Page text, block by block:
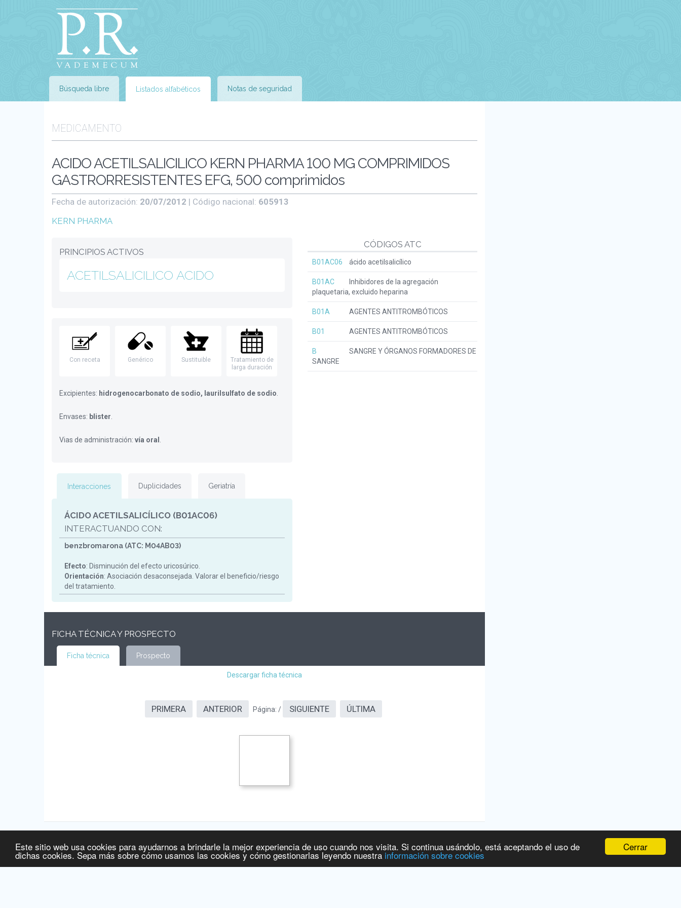
Cerrar
Este sitio web usa cookies para ayudarnos a brindarle la mejor experiencia de uso cuando nos visita. Si continua usándolo, está aceptando el uso de
dichas cookies. Sepa más sobre cómo usamos las cookies y cómo gestionarlas leyendo nuestra información sobre cookies
Búsqueda libre Listados alfabéticos Notas de seguridad
MEDICAMENTO
ACIDO ACETILSALICILICO KERN PHARMA 100 MG COMPRIMIDOS
GASTRORRESISTENTES EFG, 500 comprimidos
Fecha de autorización: 20/07/2012 | Código nacional: 605913
KERN PHARMA
CÓDIGOS ATC
B01AC06 ácido acetilsalicílico
B01AC
Inhibidores de la agregación
plaquetaria, excluido heparina
B01A AGENTES ANTITROMBÓTICOS
B01 AGENTES ANTITROMBÓTICOS
B
SANGRE Y ÓRGANOS FORMADORES DE
SANGRE
PRINCIPIOS ACTIVOS
ACETILSALICILICO ACIDO
Con receta Genérico Sustituible
Tratamiento de
larga duración
Excipientes: hidrogenocarbonato de sodio, laurilsulfato de sodio
Envases: blister
Vias de administración: vía oral
Interacciones Duplicidades Geriatría
ÁCIDO ACETILSALICÍLICO (B01AC06)
INTERACTUANDO CON:
benzbromarona (ATC: M04AB03)
Efecto: Disminución del efecto uricosúrico.
Orientación: Asociación desaconsejada. Valorar el beneficio/riesgo
del tratamiento.
FICHA TÉCNICA Y PROSPECTO
Ficha técnica Prospecto
Descargar ficha técnica
PRIMERA ANTERIOR Página: / SIGUIENTE ÚLTIMA
Fuente de la información:Agencia Española de Medicamentos y Productos Sanitarios[ www.aemps.gob.es].